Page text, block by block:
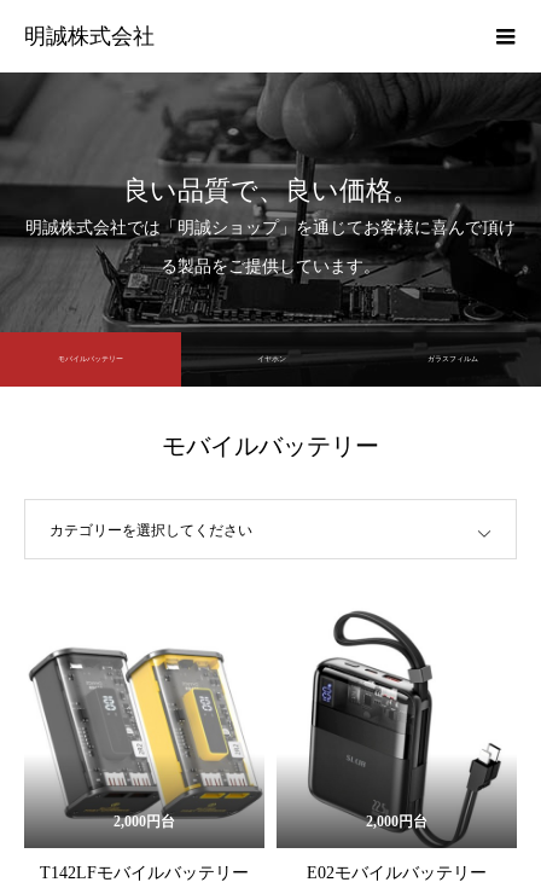
明誠株式会社
良い品質で、良い価格。
明誠株式会社では「明誠ショップ」を通じてお客様に喜んで頂け
る製品をご提供しています。
モバイルバッテリー イヤホン ガラスフィルム
モバイルバッテリー
カテゴリーを選択してください
2,000円台
T142LFモバイルバッテリー
2,000円台
E02モバイルバッテリー